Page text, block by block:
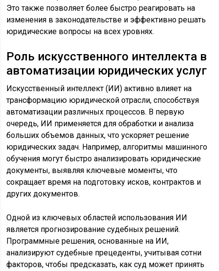
Это также позволяет более быстро реагировать на
изменения в законодательстве и эффективно решать
юридические вопросы на всех уровнях.
Роль искусственного интеллекта в
автоматизации юридических услуг
Искусственный интеллект (ИИ) активно влияет на
трансформацию юридической отрасли, способствуя
автоматизации различных процессов. В первую
очередь, ИИ применяется для обработки и анализа
больших объемов данных, что ускоряет решение
юридических задач. Например, алгоритмы машинного
обучения могут быстро анализировать юридические
документы, выявляя ключевые моменты, что
сокращает время на подготовку исков, контрактов и
других документов.
Одной из ключевых областей использования ИИ
является прогнозирование судебных решений.
Программные решения, основанные на ИИ,
анализируют судебные прецеденты, учитывая сотни
факторов, чтобы предсказать, как суд может принять